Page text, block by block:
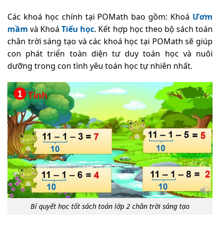
Các khoá học chính tại POMath bao gồm: Khoá Ươm
mầm và KhoáTiểu học. Kết hợp học theo bộ sách toán
chân trời sáng tạo và các khoá học tại POMath sẽ giúp
con phát triển toàn diện tư duy toán học và nuôi
dưỡng trong con tình yêu toán học tự nhiên nhất.
Bí quyết học tốt sách toán lớp 2 chân trời sáng tạo